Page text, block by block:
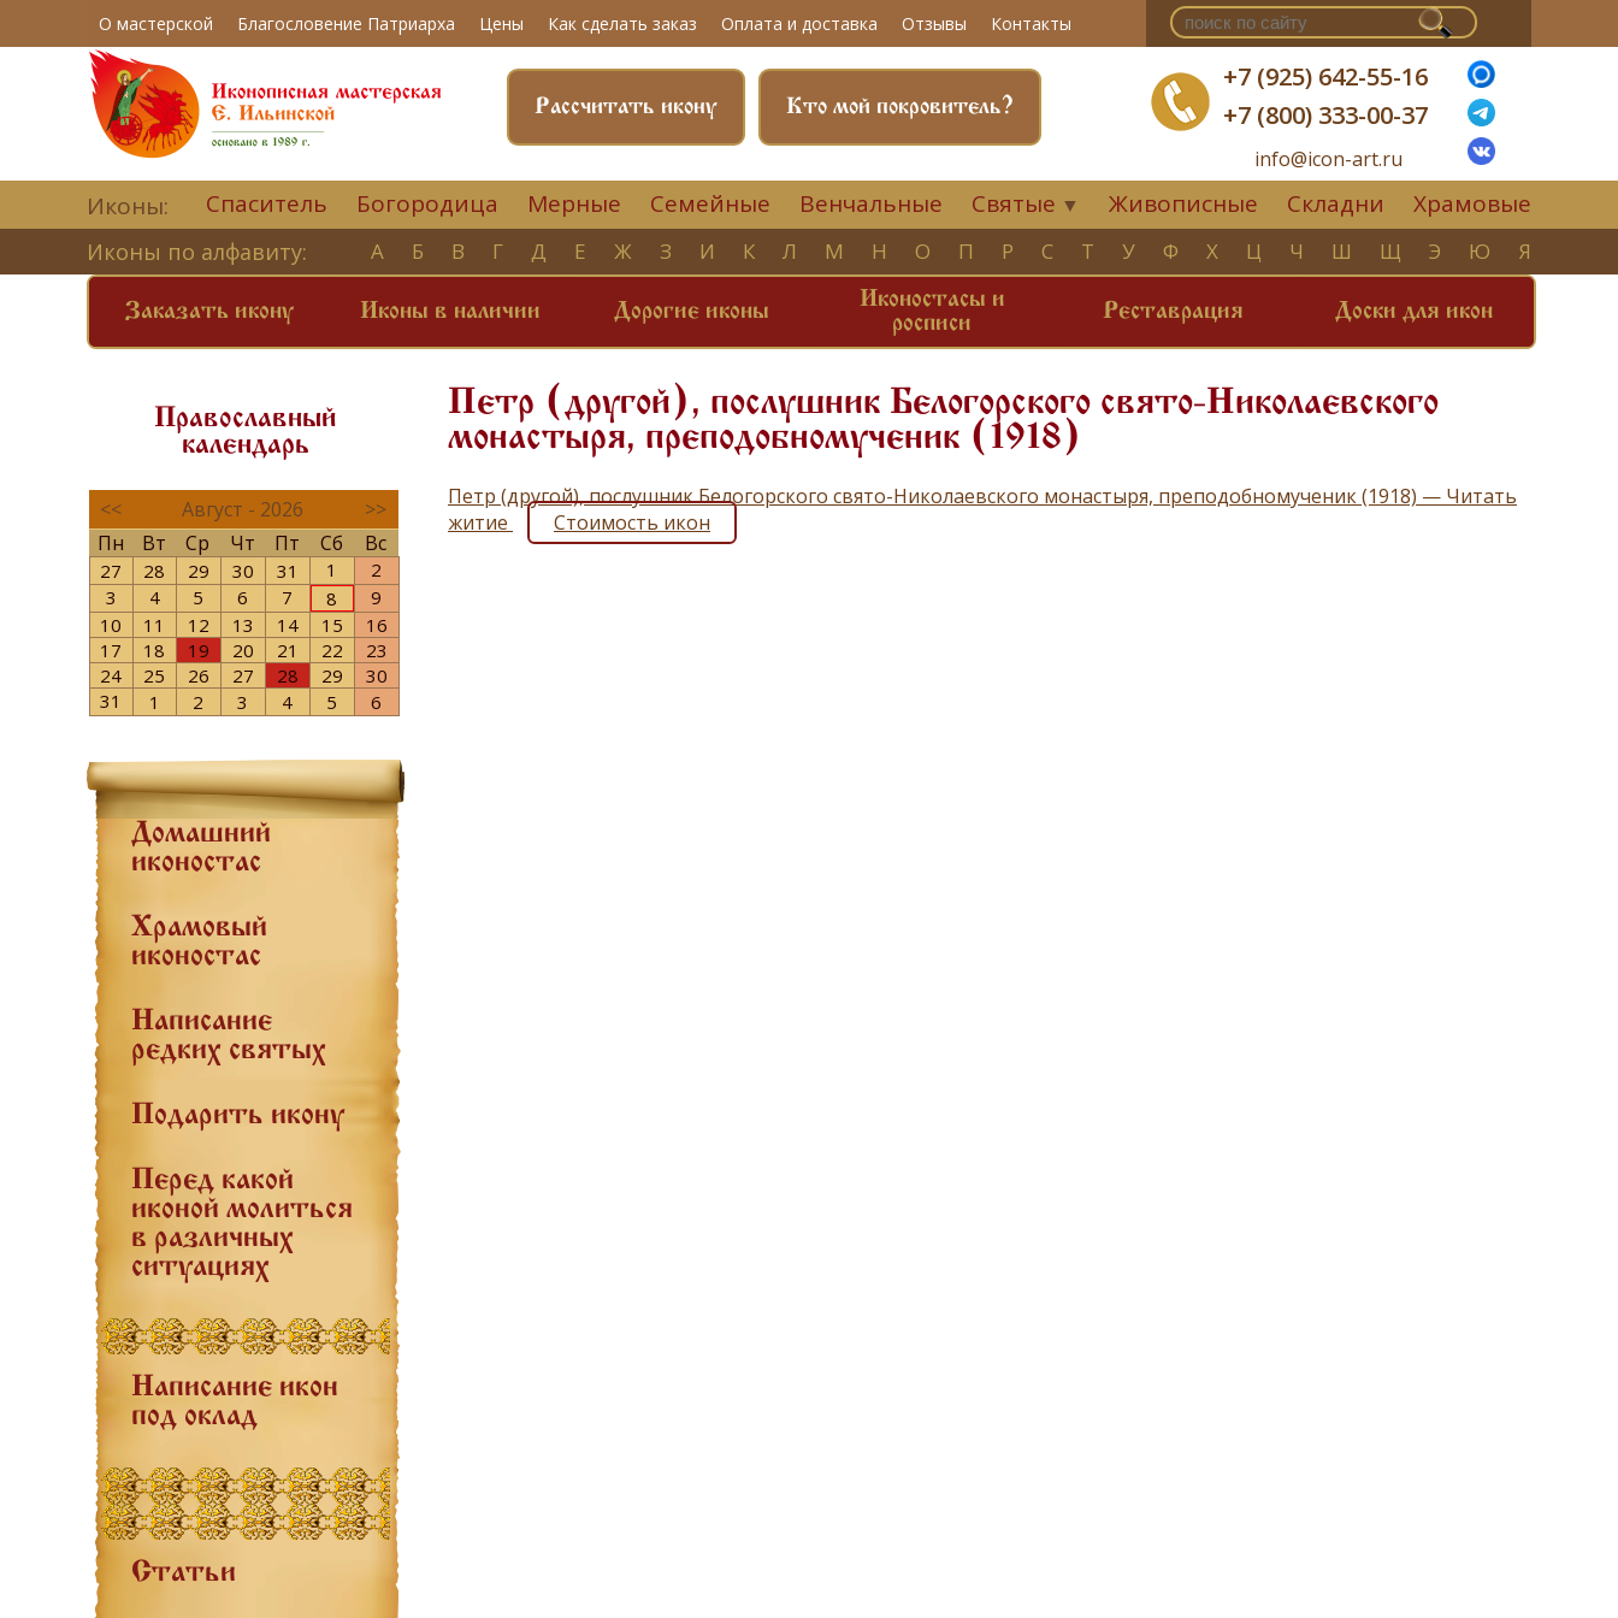
О мастерской Благословение Патриарха Цены Как сделать заказ Оплата и доставка Отзывы Контакты
+7 (925) 642-55-16
+7 (800) 333-00-37
info@icon-art.ru
Кто мой покровитель?
Рассчитать икону
Иконы: Спаситель Богородица Мерные Семейные Венчальные Святые ▼ Живописные Складни Храмовые
Иконы по алфавиту: А Б В Г Д Е Ж З И К Л М Н О П Р С Т У Ф Х Ц Ч Ш Щ Э Ю Я
Заказать икону Иконы в наличии Дорогие иконы
Иконостасы и
росписи
Реставрация Доски для икон
Православный
календарь
<< Август - 2026
>>
Пн
Вт Ср Чт Пт Сб Вс
27 28 29 30 31 1
2
3
4 5 6 7 8
9
10
11 12 13 14 15
16
17
18 19 20 21 22
23
24
25 26 27 28 29
30
31
1 2 3 4 5 6
Домашний
иконостас
Храмовый
иконостас
Написание
редких святых
Подарить икону
Перед какой
иконой молиться
в различных
ситуациях
Написание икон
под оклад
Статьи
Петр (другой), послушник Белогорского свято-Николаевского
монастыря, преподобномученик (1918)
Петр (другой), послушник Белогорского свято-Николаевского монастыря, преподобномученик (1918) — Читать
житие
Стоимость икон